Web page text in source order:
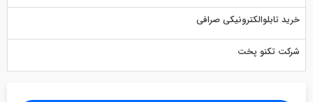
خرید تابلوالکترونیکی صرافی
شرکت تکنو پخت